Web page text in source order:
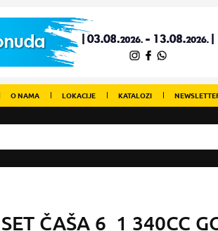
O NAMA LOKACIJE KATALOZI
SET ČAŠA 6_1 340CC